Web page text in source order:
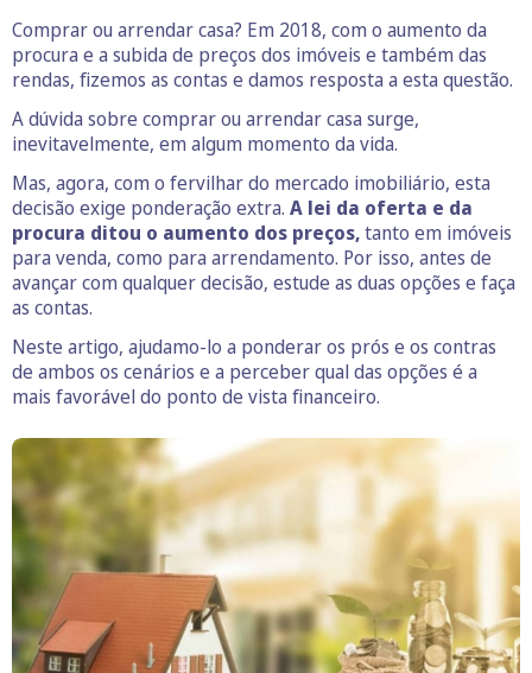
Comprar ou arrendar casa? Em 2018, com o aumento da
procura e a subida de preços dos imóveis e também das
rendas, fizemos as contas e damos resposta a esta questão.
A dúvida sobre comprar ou arrendar casa surge,
inevitavelmente, em algum momento da vida.
Mas, agora, com o fervilhar do mercado imobiliário, esta
decisão exige ponderação extra. A lei da oferta e da
procura ditou o aumento dos preços,tanto em imóveis
para venda, como para arrendamento. Por isso, antes de
avançar com qualquer decisão, estude as duas opções e faça
as contas.
Neste artigo, ajudamo-lo a ponderar os prós e os contras
de ambos os cenários e a perceber qual das opções é a
mais favorável do ponto de vista financeiro.